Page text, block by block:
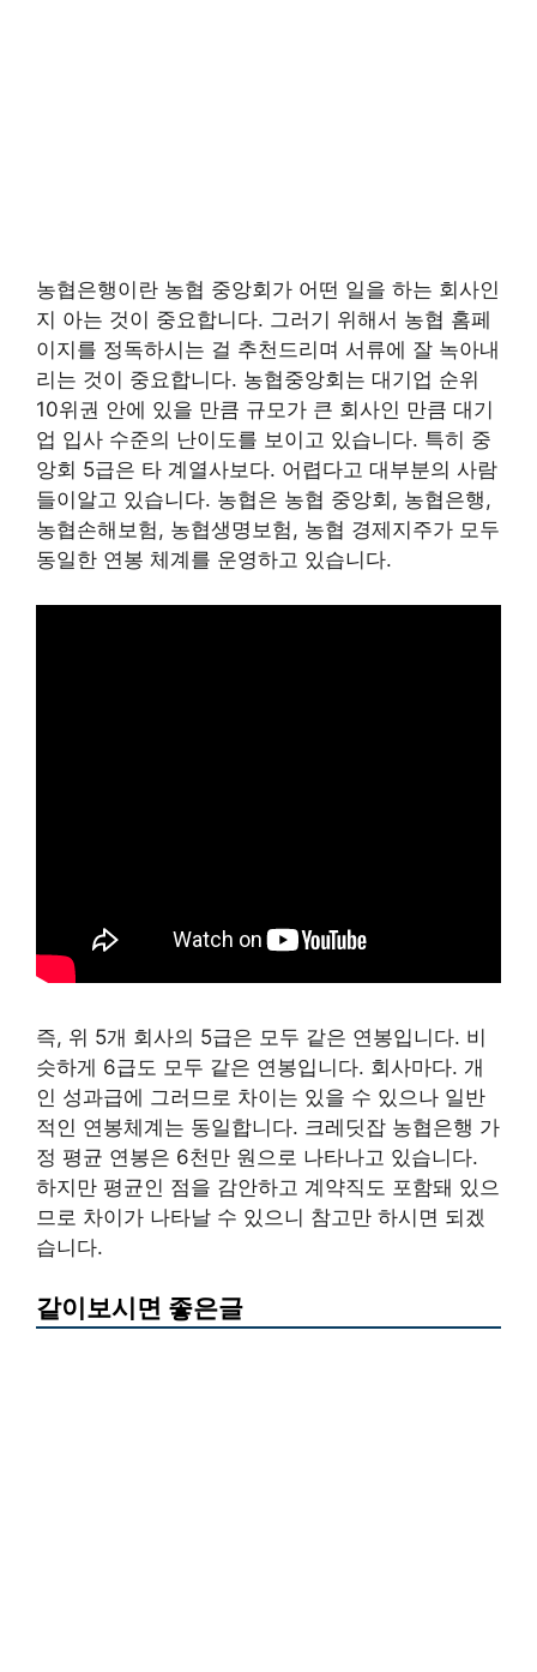
농협은행이란 농협 중앙회가 어떤 일을 하는 회사인
지 아는 것이 중요합니다. 그러기 위해서 농협 홈페
이지를 정독하시는 걸 추천드리며 서류에 잘 녹아내
리는 것이 중요합니다. 농협중앙회는 대기업 순위
10위권 안에 있을 만큼 규모가 큰 회사인 만큼 대기
업 입사 수준의 난이도를 보이고 있습니다. 특히 중
앙회 5급은 타 계열사보다. 어렵다고 대부분의 사람
들이알고 있습니다. 농협은 농협 중앙회, 농협은행,
농협손해보험, 농협생명보험, 농협 경제지주가 모두
동일한 연봉 체계를 운영하고 있습니다.
즉, 위 5개 회사의 5급은 모두 같은 연봉입니다. 비
슷하게 6급도 모두 같은 연봉입니다. 회사마다. 개
인 성과급에 그러므로 차이는 있을 수 있으나 일반
적인 연봉체계는 동일합니다. 크레딧잡 농협은행 가
정 평균 연봉은 6천만 원으로 나타나고 있습니다.
하지만 평균인 점을 감안하고 계약직도 포함돼 있으
므로 차이가 나타날 수 있으니 참고만 하시면 되겠
습니다.
같이보시면 좋은글